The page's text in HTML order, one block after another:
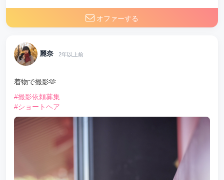
オファーする
麗奈 2年以上前
着物で撮影🫶
#撮影依頼募集
#ショートヘア